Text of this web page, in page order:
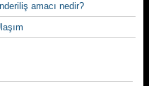
amacı nedir?